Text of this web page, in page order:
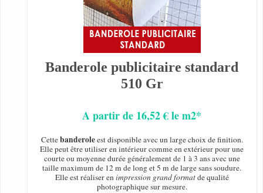
Banderole publicitaire standard
510 Gr
A partir de 16,52 € le m2*
Cettebanderoleest disponible avec un large choix de finition.
Elle peut être utiliser en intérieur comme en extérieur pour une
courte ou moyenne durée généralement de 1 à 3 ans avec une
taille maximum de 12 m de long et 5 m de large sans soudure.
Elle est réaliser enimpression grand formatde qualité
photographique sur mesure.